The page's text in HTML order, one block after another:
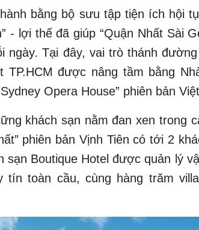
bằng bộ sưu tập tiện ích hội
- lợi thế đã giúp “Quận Nhất Sài
ngày. Tại đây, vai trò thánh
TP.HCM được nâng tầm bằng
Opera House” phiên bản
khách sạn nằm đan xen trong
phiên bản Vịnh Tiên có tới 2
sạn Boutique Hotel được quản lý
tín toàn cầu, cùng hàng trăm